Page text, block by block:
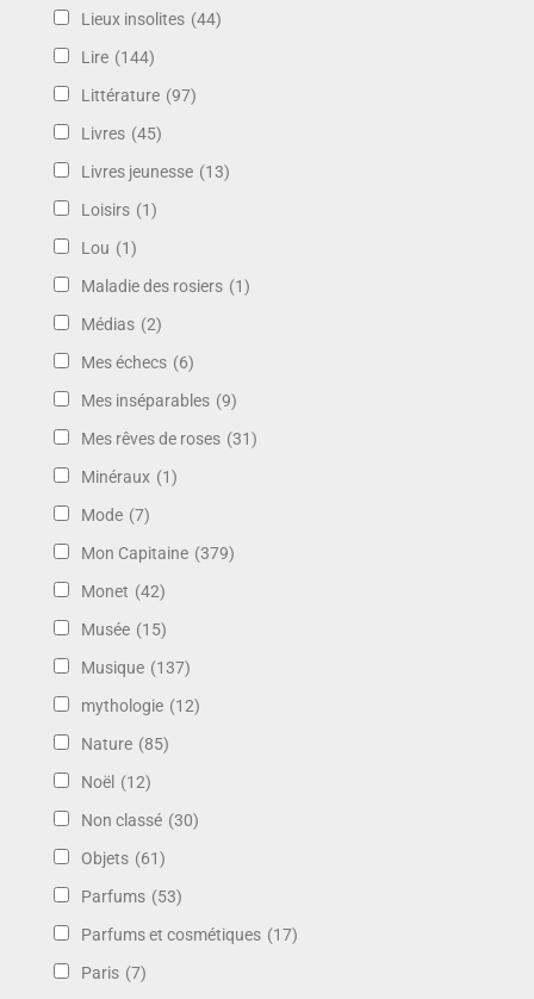
Lieux insolites (44)
Lire (144)
Littérature (97)
Livres (45)
Livres jeunesse (13)
Loisirs (1)
Lou (1)
Maladie des rosiers (1)
Médias (2)
Mes échecs (6)
Mes inséparables (9)
Mes rêves de roses (31)
Minéraux (1)
Mode (7)
Mon Capitaine (379)
Monet (42)
Musée (15)
Musique (137)
mythologie (12)
Nature (85)
Noël (12)
Non classé (30)
Objets (61)
Parfums (53)
Parfums et cosmétiques (17)
Paris (7)